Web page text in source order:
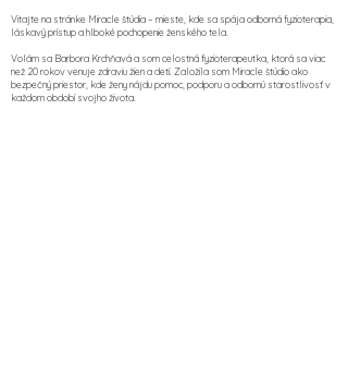
Vitajte na stránke Miracle štúdia – mieste, kde sa spája odborná fyzioterapia,
láskavý prístup a hlboké pochopenie ženského tela.
Volám sa Barbora Krchňavá a som celostná fyzioterapeutka, ktorá sa viac
než 20 rokov venuje zdraviu žien a detí. Založila som Miracle štúdio ako
bezpečný priestor, kde ženy nájdu pomoc, podporu a odbornú starostlivosť v
každom období svojho života.​